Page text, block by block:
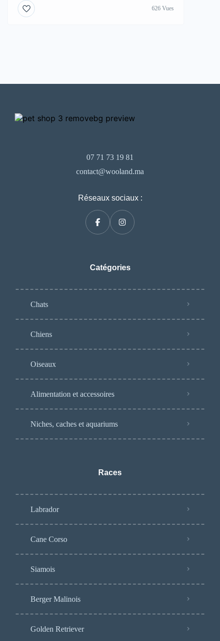
626 Vues
07 71 73 19 81
contact@wooland.ma
Réseaux sociaux :
Catégories
Chats
Chiens
Oiseaux
Alimentation et accessoires
Niches, caches et aquariums
Races
Labrador
Cane Corso
Siamois
Berger Malinois
Golden Retriever